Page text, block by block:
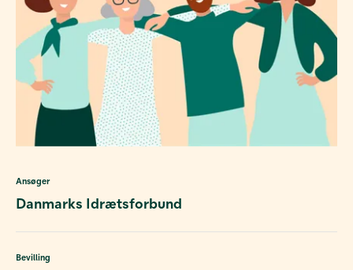
Ansøger
Danmarks Idrætsforbund
Bevilling